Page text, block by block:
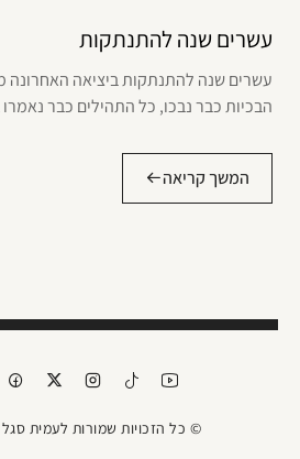
עשרים שנה להתנתקות
עשרים שנה להתנתקות ביציאה האחרונה
הבכיות כבר נבכו, כל התהילים כבר
המשך קריאה
© כל הזכויות שמורות לעמית